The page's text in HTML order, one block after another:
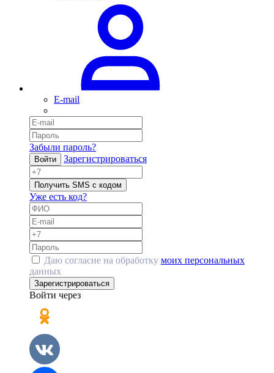
E-mail
Забыли пароль?
Войти Зарегистрироваться
Получить SMS с кодом
Уже есть код?
Даю согласие на обработку моих персональных
данных
Зарегистрироваться
Войти через